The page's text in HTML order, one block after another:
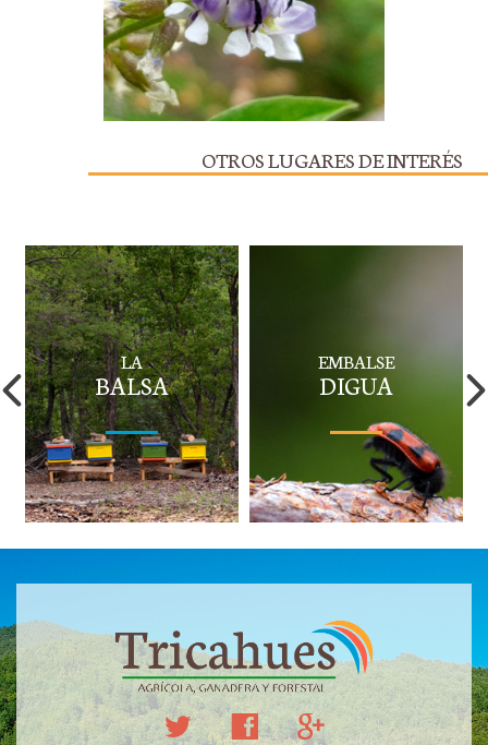
OTROS LUGARES DE INTERÉS
LA
BALSA
EMBALSE
DIGUA